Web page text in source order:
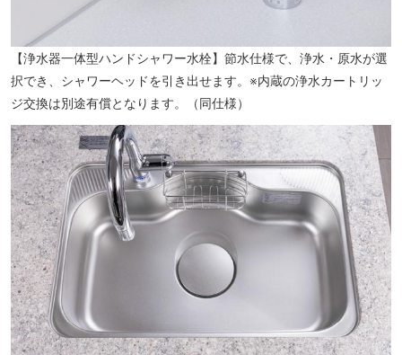
【浄水器一体型ハンドシャワー水栓】節水仕様で、浄水・原水が選
択でき、シャワーヘッドを引き出せます。※内蔵の浄水カートリッ
ジ交換は別途有償となります。（同仕様）